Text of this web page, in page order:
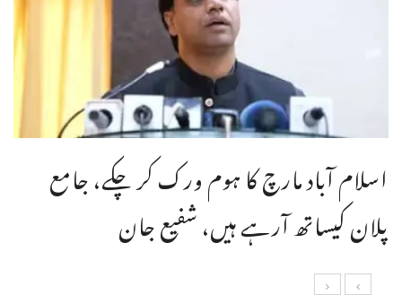
اسلام آباد مارچ کا ہوم ورک کر چکے، جامع
پلان کیساتھ آرہے ہیں، شفیع جان